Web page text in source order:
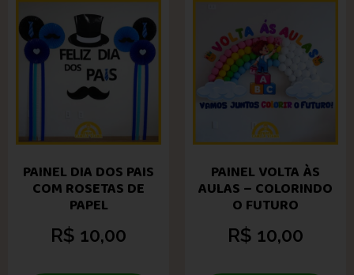
PAINEL DIA DOS PAIS
COM ROSETAS DE
PAPEL
R$ 10,00
PAINEL VOLTA ÀS
AULAS – COLORINDO
O FUTURO
R$ 10,00